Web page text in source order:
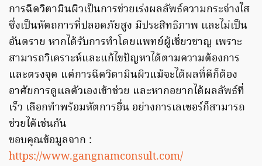
การฉีดวิตามินผิวเป็นการช่วยเร่งผลลัพธ์ความกระจ่างใส
ซึ่งเป็นหัตถการที่ปลอดภัยสูง มีประสิทธิภาพ และไม่เป็น
อันตราย หากได้รับการทำโดยแพทย์ผู้เชี่ยวชาญ เพราะ
สามารถวิเคราะห์และแก้ไขปัญหาได้ตามความต้องการ
และตรงจุด แต่การฉีดวิตามินผิวแม้จะได้ผลที่ดีก็ต้อง
อาศัยการดูแลตัวเองเข้าช่วย และหากอยากได้ผลลัพธ์ที่
เร็ว เลือกทำพร้อมหัตการอื่น อย่างการเลเซอร์ก็สามารถ
ช่วยได้เช่นกัน
ขอบคุณข้อมูลจาก :
https://www.gangnamconsult.com/